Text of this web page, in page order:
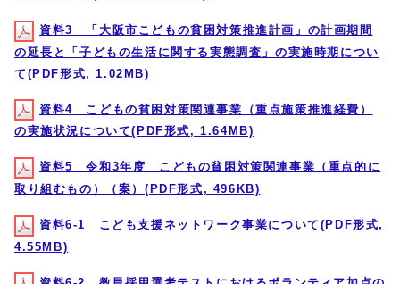
資料3 「大阪市こどもの貧困対策推進計画」の計画期間
の延長と「子どもの生活に関する実態調査」の実施時期につい
て(PDF形式, 1.02MB)
資料4 こどもの貧困対策関連事業（重点施策推進経費）
の実施状況について(PDF形式, 1.64MB)
資料5 令和3年度 こどもの貧困対策関連事業（重点的に
取り組むもの）（案）(PDF形式, 496KB)
資料6-1 こども支援ネットワーク事業について(PDF形式,
4.55MB)